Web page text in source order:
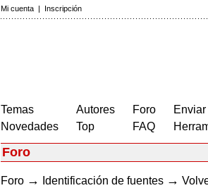
Mi cuenta | Inscripción
Temas
Novedades
Autores
Top
Foro
FAQ
Foro
Foro → Identificación de fuentes →